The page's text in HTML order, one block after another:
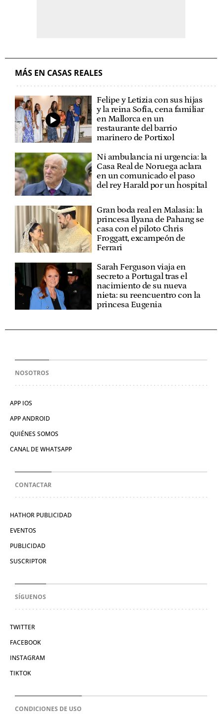
MÁS EN CASAS REALES
Felipe y Letizia con sus hijas
y la reina Sofía, cena familiar
en Mallorca en un
restaurante del barrio
marinero de Portixol
Ni ambulancia ni urgencia: la
Casa Real de Noruega aclara
en un comunicado el paso
del rey Harald por un hospital
Gran boda real en Malasia: la
princesa Ilyana de Pahang se
casa con el piloto Chris
Froggatt, excampeón de
Ferrari
Sarah Ferguson viaja en
secreto a Portugal tras el
nacimiento de su nueva
nieta: su reencuentro con la
princesa Eugenia
NOSOTROS
APP IOS
APP ANDROID
QUIÉNES SOMOS
CANAL DE WHATSAPP
CONTACTAR
HATHOR PUBLICIDAD
EVENTOS
PUBLICIDAD
SUSCRIPTOR
SÍGUENOS
TWITTER
FACEBOOK
INSTAGRAM
TIKTOK
CONDICIONES DE USO